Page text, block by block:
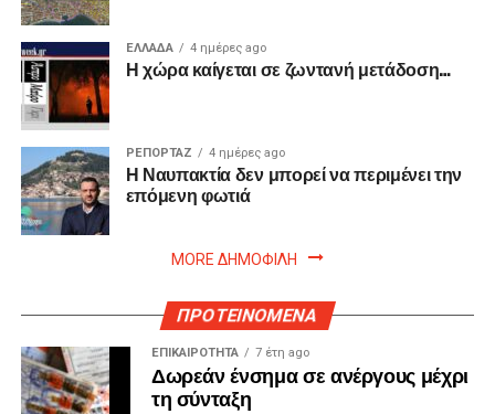
ΕΛΛΑΔΑ 4 ημέρες ago
Η χώρα καίγεται σε ζωντανή μετάδοση…
ΡΕΠΟΡΤΑΖ 4 ημέρες ago
Η Ναυπακτία δεν μπορεί να περιμένει την
επόμενη φωτιά
MORE ΔΗΜΟΦΙΛΗ
ΠΡΟΤΕΙΝΟΜΕΝΑ
ΕΠΙΚΑΙΡΟΤΗΤΑ 7 έτη ago
Δωρεάν ένσημα σε ανέργους μέχρι
τη σύνταξη